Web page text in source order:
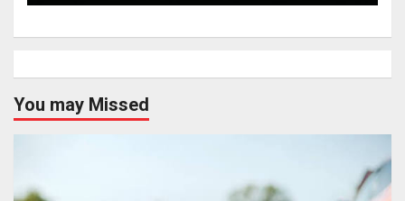
You may Missed